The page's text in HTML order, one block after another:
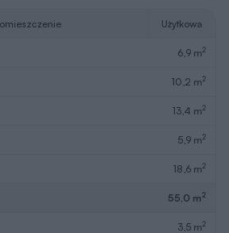
Użytkowa
6,9 m2
10,2 m2
13,4 m2
5,9 m2
18,6 m2
55,0 m2
3,5 m2